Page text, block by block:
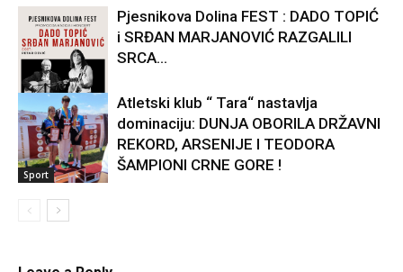
Kultura
Pjesnikova Dolina FEST : DADO TOPIĆ
i SRĐAN MARJANOVIĆ RAZGALILI
SRCA...
Sport
Atletski klub “ Tara“ nastavlja
dominaciju: DUNJA OBORILA DRŽAVNI
REKORD, ARSENIJE I TEODORA
ŠAMPIONI CRNE GORE !